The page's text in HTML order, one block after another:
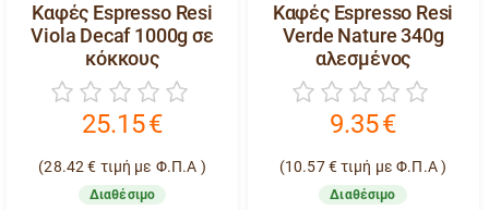
Καφές Espresso Resi
Viola Decaf 1000g σε
κόκκους
25.15€
(28.42 € τιμή με Φ.Π.Α )
Διαθέσιμο
Καφές Espresso Resi
Verde Nature 340g
αλεσμένος
9.35€
(10.57 €τιμή με Φ.Π.Α )
Διαθέσιμο